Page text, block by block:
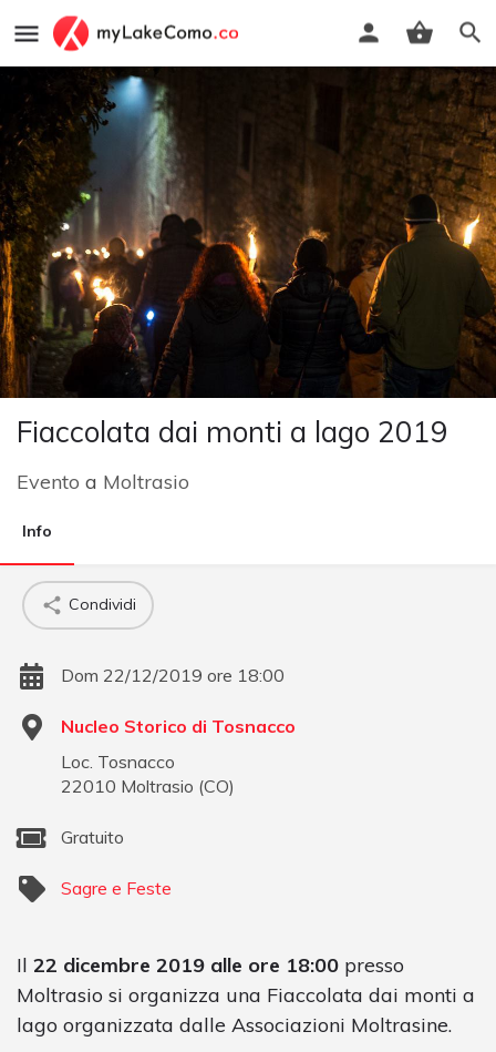
Fiaccolata dai monti a lago 2019
Evento a Moltrasio
Info
Condividi
Dom 22/12/2019 ore 18:00
Nucleo Storico di Tosnacco
Loc. Tosnacco
22010 Moltrasio (CO)
Gratuito
Sagre e Feste
Il 22 dicembre 2019 alle ore 18:00 presso
Moltrasio si organizza una Fiaccolata dai monti a
lago organizzata dalle Associazioni Moltrasine.